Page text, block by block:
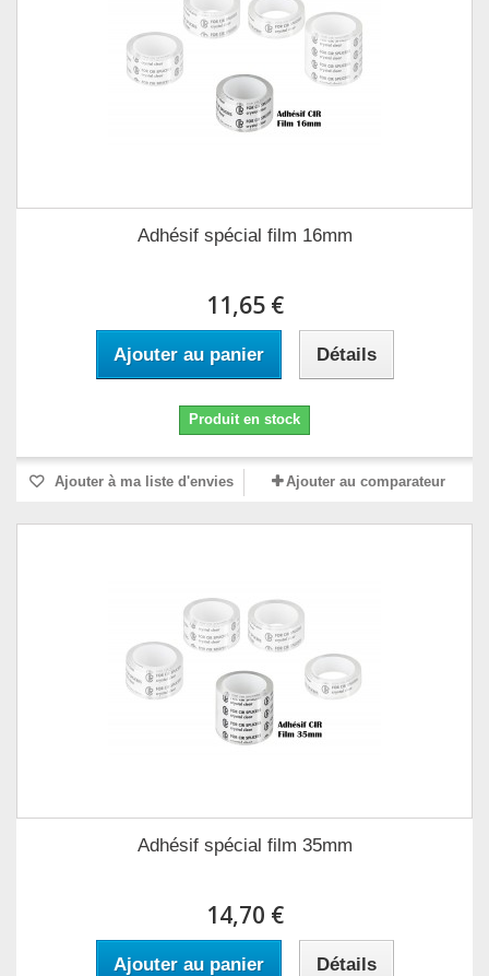
Adhésif spécial film 16mm
11,65 €
Ajouter au panier Détails
Produit en stock
Ajouter à ma liste d'envies Ajouter au comparateur
Adhésif spécial film 35mm
14,70 €
Ajouter au panier Détails